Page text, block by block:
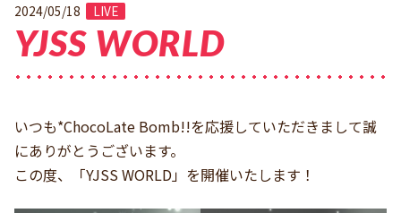
2024/05/18 LIVE
YJSS WORLD
いつも*ChocoLate Bomb!!を応援していただきまして誠
にありがとうございます。
この度、「YJSS WORLD」を開催いたします！